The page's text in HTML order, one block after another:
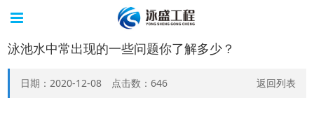
泳池水中常出现的一些问题你了解多少？
日期：2020-12-08 点击数：646 返回列表